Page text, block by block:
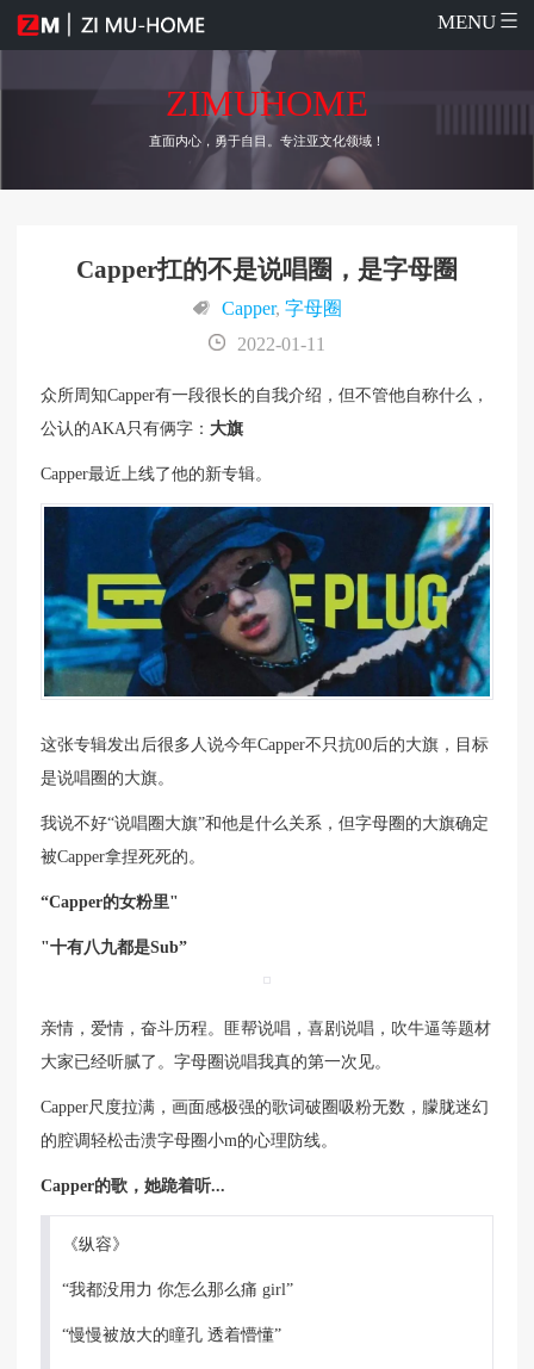
MENU
ZIMUHOME
直面内心，勇于自目。专注亚文化领域！
Capper扛的不是说唱圈，是字母圈
Capper, 字母圈
2022-01-11
众所周知Capper有一段很长的自我介绍，但不管他自称什么，
公认的AKA只有俩字： 大旗
Capper最近上线了他的新专辑。
这张专辑发出后很多人说今年Capper不只抗00后的大旗，目标
是说唱圈的大旗。
我说不好“说唱圈大旗”和他是什么关系，但字母圈的大旗确定
被Capper拿捏死死的。
“Capper的女粉里"
"十有八九都是Sub”
亲情，爱情，奋斗历程。匪帮说唱，喜剧说唱，吹牛逼等题材
大家已经听腻了。字母圈说唱我真的第一次见。
Capper尺度拉满，画面感极强的歌词破圈吸粉无数，朦胧迷幻
的腔调轻松击溃字母圈小m的心理防线。
Capper的歌，她跪着听...
《纵容》
“我都没用力 你怎么那么痛 girl”
“慢慢被放大的瞳孔 透着懵懂”